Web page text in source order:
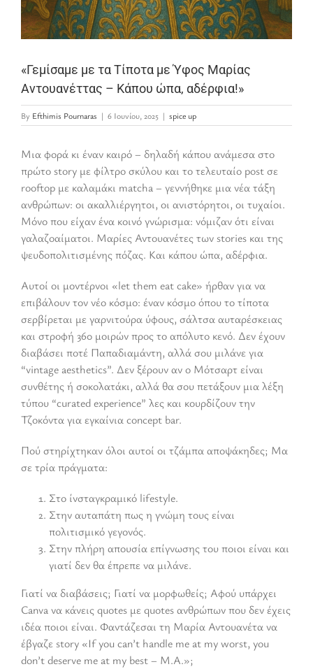
«Γεμίσαμε με τα Τίποτα με Ύφος Μαρίας
Αντουανέττας – Κάπου ώπα, αδέρφια!»
By Efthimis Pournaras | 6 Ιουνίου, 2025 | spice up
Μια φορά κι έναν καιρό – δηλαδή κάπου ανάμεσα στο
πρώτο story με φίλτρο σκύλου και το τελευταίο post σε
rooftop με καλαμάκι matcha – γεννήθηκε μια νέα τάξη
ανθρώπων: οι ακαλλιέργητοι, οι ανιστόρητοι, οι τυχαίοι.
Μόνο που είχαν ένα κοινό γνώρισμα: νόμιζαν ότι είναι
γαλαζοαίματοι. Μαρίες Αντουανέτες των stories και της
ψευδοπολιτισμένης πόζας. Και κάπου ώπα, αδέρφια.
Αυτοί οι μοντέρνοι «let them eat cake» ήρθαν για να
επιβάλουν τον νέο κόσμο: έναν κόσμο όπου το τίποτα
σερβίρεται με γαρνιτούρα ύφους, σάλτσα αυταρέσκειας
και στροφή 360 μοιρών προς το απόλυτο κενό. Δεν έχουν
διαβάσει ποτέ Παπαδιαμάντη, αλλά σου μιλάνε για
“vintage aesthetics”. Δεν ξέρουν αν ο Μότσαρτ είναι
συνθέτης ή σοκολατάκι, αλλά θα σου πετάξουν μια λέξη
τύπου “curated experience” λες και κουρδίζουν την
Τζοκόντα για εγκαίνια concept bar.
Πού στηρίχτηκαν όλοι αυτοί οι τζάμπα αποψάκηδες; Μα
σε τρία πράγματα:
Στο ίνσταγκραμικό lifestyle.
Στην αυταπάτη πως η γνώμη τους είναι
πολιτισμικό γεγονός.
Στην πλήρη απουσία επίγνωσης του ποιοι είναι και
γιατί δεν θα έπρεπε να μιλάνε.
Γιατί να διαβάσεις; Γιατί να μορφωθείς; Αφού υπάρχει
Canva να κάνεις quotes με quotes ανθρώπων που δεν έχεις
ιδέα ποιοι είναι. Φαντάζεσαι τη Μαρία Αντουανέτα να
έβγαζε story «If you can’t handle me at my worst, you
don’t deserve me at my best – M.A.»;